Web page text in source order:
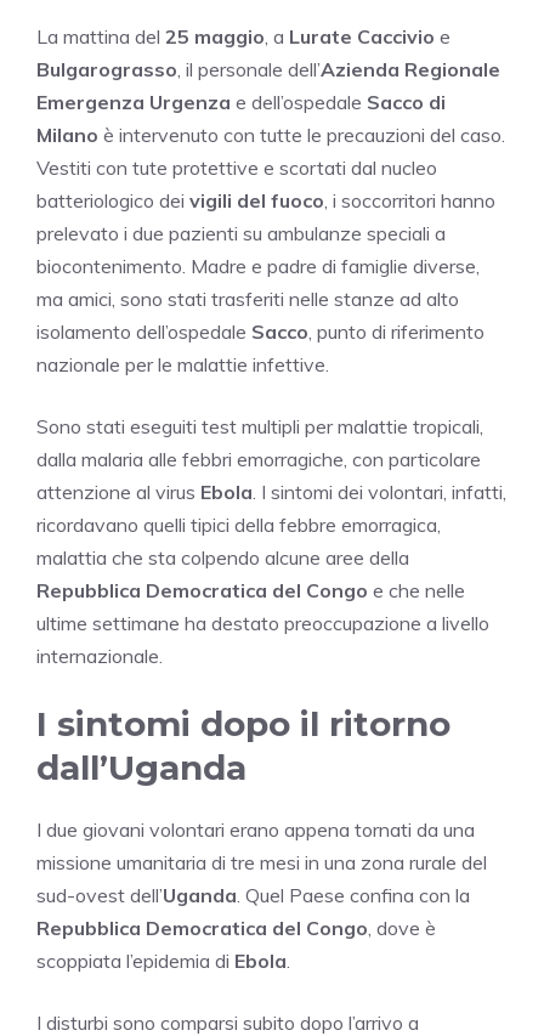
La mattina del 25 maggio , a Lurate Caccivio e
Bulgarograsso , il personale dell’Azienda Regionale
Emergenza Urgenza e dell’ospedale Sacco di
Milano è intervenuto con tutte le precauzioni del caso.
Vestiti con tute protettive e scortati dal nucleo
batteriologico dei vigili del fuoco , i soccorritori hanno
prelevato i due pazienti su ambulanze speciali a
biocontenimento. Madre e padre di famiglie diverse,
ma amici, sono stati trasferiti nelle stanze ad alto
isolamento dell’ospedale Sacco , punto di riferimento
nazionale per le malattie infettive.
Sono stati eseguiti test multipli per malattie tropicali,
dalla malaria alle febbri emorragiche, con particolare
attenzione al virus Ebola . I sintomi dei volontari, infatti,
ricordavano quelli tipici della febbre emorragica,
malattia che sta colpendo alcune aree della
Repubblica Democratica del Congo e che nelle
ultime settimane ha destato preoccupazione a livello
internazionale.
I sintomi dopo il ritorno
dall’Uganda
I due giovani volontari erano appena tornati da una
missione umanitaria di tre mesi in una zona rurale del
sud-ovest dell’Uganda . Quel Paese confina con la
Repubblica Democratica del Congo , dove è
scoppiata l’epidemia di Ebola
I disturbi sono comparsi subito dopo l’arrivo a